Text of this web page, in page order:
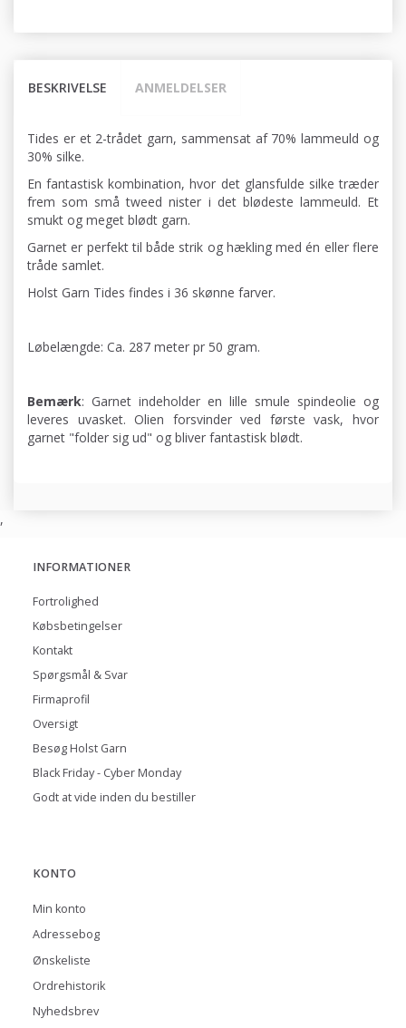
BESKRIVELSE ANMELDELSER
Tides er et 2-trådet garn, sammensat af 70% lammeuld og
30% silke.
En fantastisk kombination, hvor det glansfulde silke træder
frem som små tweed nister i det blødeste lammeuld. Et
smukt og meget blødt garn.
Garnet er perfekt til både strik og hækling med én eller flere
tråde samlet.
Holst Garn Tides findes i 36 skønne farver.
Løbelængde: Ca. 287 meter pr 50 gram.
Bemærk: Garnet indeholder en lille smule spindeolie og
leveres uvasket. Olien forsvinder ved første vask, hvor
garnet "folder sig ud" og bliver fantastisk blødt.
,
INFORMATIONER
Fortrolighed
Købsbetingelser
Kontakt
Spørgsmål & Svar
Firmaprofil
Oversigt
Besøg Holst Garn
Black Friday - Cyber Monday
Godt at vide inden du bestiller
KONTO
Min konto
Adressebog
Ønskeliste
Ordrehistorik
Nyhedsbrev